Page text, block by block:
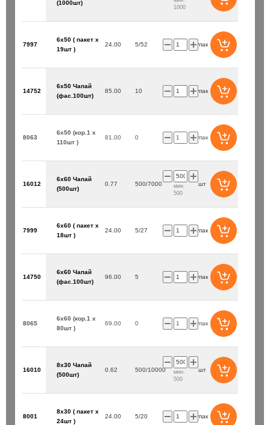
(1000шт)
1000
7997
6х50 ( пакет х
19шт )
24.00 5/52 упак
14752
6х50 Чапай
(фас.100шт)
85.00 10 упак
8063
6х50 (кор.1 х
110шт )
81.00 0 упак
16012
6х60 Чапай
(500шт)
0.77 500/7000
мин.
500
шт
7999
6х60 ( пакет х
18шт )
24.00 5/27 упак
14750
6х60 Чапай
(фас.100шт)
96.00 5 упак
8065
6х60 (кор.1 х
80шт )
69.00 0 упак
16010
8х30 Чапай
(500шт)
0.62 500/10000
мин.
500
шт
8001
8х30 ( пакет х
24шт )
24.00 5/20 упак